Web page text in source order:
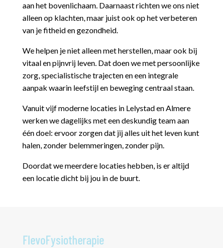
aan het bovenlichaam. Daarnaast richten we ons niet
alleen op klachten, maar juist ook op het verbeteren
van je fitheid en gezondheid.
We helpen je niet alleen met herstellen, maar ook bij
vitaal en pijnvrij leven. Dat doen we met persoonlijke
zorg, specialistische trajecten en een integrale
aanpak waarin leefstijl en beweging centraal staan.
Vanuit vijf moderne locaties in Lelystad en Almere
werken we dagelijks met een deskundig team aan
één doel: ervoor zorgen dat jij alles uit het leven kunt
halen, zonder belemmeringen, zonder pijn.
Doordat we meerdere locaties hebben, is er altijd
een locatie dicht bij jou in de buurt.
FlevoFysiotherapie